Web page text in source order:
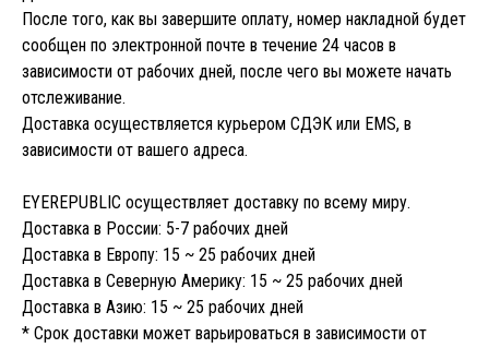
После того, как вы завершите оплату, номер накладной будет
сообщен по электронной почте в течение 24 часов в
зависимости от рабочих дней, после чего вы можете начать
отслеживание.
Доставка осуществляется курьером СДЭК или EMS, в
зависимости от вашего адреса.
EYEREPUBLIC осуществляет доставку по всему миру.
Доставка в России: 5-7 рабочих дней
Доставка в Европу: 15 ~ 25 рабочих дней
Доставка в Северную Америку: 15 ~ 25 рабочих дней
Доставка в Азию: 15 ~ 25 рабочих дней
* Срок доставки может варьироваться в зависимости от